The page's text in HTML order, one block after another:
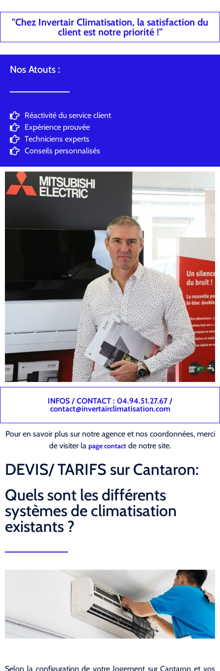
"Chez Invertair Climatisation, la satisfaction du
client est notre priorité !"
Nos Atouts :
Réactivité du service client
Expérience prouvée
Techniciens experts
Conseils personnalisés
INFOS / CONTACT : 04.94.51.27.67 /
contact@invertairclimatisation.com
Pour en savoir plus sur notre agence et nos coordonnées, merci
de visiter la page contact de notre site.
DEVIS/ TARIFS sur Cantaron:
Quels sont les différents
systèmes de climatisation
existants ?
Selon la configuration de votre logement sur Cantaron et vos